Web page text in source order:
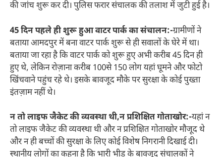
की जांच शुरू कर दी। पुलिस फरार संचालक की तलाश में जुटी हुई है।
45 दिन पहले ही शुरू हुआ वाटर पार्क का संचालन:-ग्रामीणों ने
बताया आमदपुर में बना वाटर पार्क शुरू से ही सवालों के घेरे में था।
बताया जा रहा है कि वाटर पार्क को शुरू हुए अभी करीब 45 दिन ही
हुए थे, लेकिन रोज़ाना करीब 100से 150 लोग यहां घूमने और फोटो
खिंचवाने पहुंच रहे थे। इसके बावजूद मौके पर सुरक्षा के कोई पुख्ता
इंतज़ाम नहीं थे।
न तो लाइफ जैकेट की व्यवस्था थी,न प्रशिक्षित गोताखोर:-यहां न
तो लाइफ जैकेट की व्यवस्था थी और न प्रशिक्षित गोताखोर मौजूद थे
और न ही बच्चों की सुरक्षा के लिए कोई विशेष निगरानी दिखाई दी।
स्थानीय लोगों का कहना है कि भारी भीड़ के बावजूद संचालकों ने